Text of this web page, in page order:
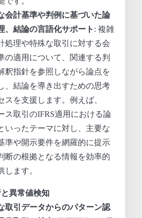
会計基準や判例に基づいた論
、結論の言語化サポート : 複雑
処理や特殊な取引に対する会
の適用について、関連する判
釈指針を参照しながら論点を
、結論を導き出すための思考
スを支援します。例えば、
ス取引のIFRS適用における論
いったテーマに対し、主要な
準や開示要件を網羅的に提示
断の根拠となる情報を効率的
します。
異常値検知
取引データからのパターン認